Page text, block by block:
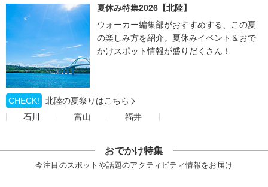
夏休み特集2026【北陸】
ウォーカー編集部がおすすめする、この夏
の楽しみ方を紹介。夏休みイベント＆おで
かけスポット情報が盛りだくさん！
CHECK!
北陸の夏祭りはこちら
石川
富山 福井
おでかけ特集
今注目のスポットや話題のアクティビティ情報をお届け